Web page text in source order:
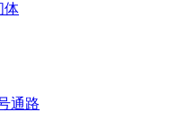
体
通路